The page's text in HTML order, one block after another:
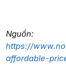
Nguồn:
https://
affordable-